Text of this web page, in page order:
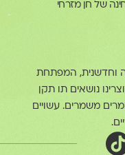
וחדשנית, המפתחת
נושאים תו תקן
משמרים. עשויים
של חן מזרחי